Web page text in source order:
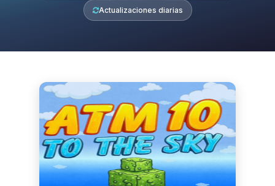
Actualizaciones diarias